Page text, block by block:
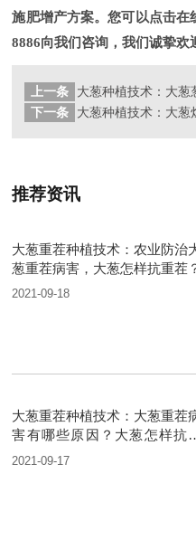
施肥增产方案。您可以点击在
8886向我们咨询，我们诚挚欢
上一条
下一条
推荐资讯
大葱重茬种植技术：农业防治
葱重茬病害，大葱怎样抗重茬
2021-09-18
大葱重茬种植技术：大葱重茬
害有哪些原因？大葱怎样抗
茬？
2021-09-17